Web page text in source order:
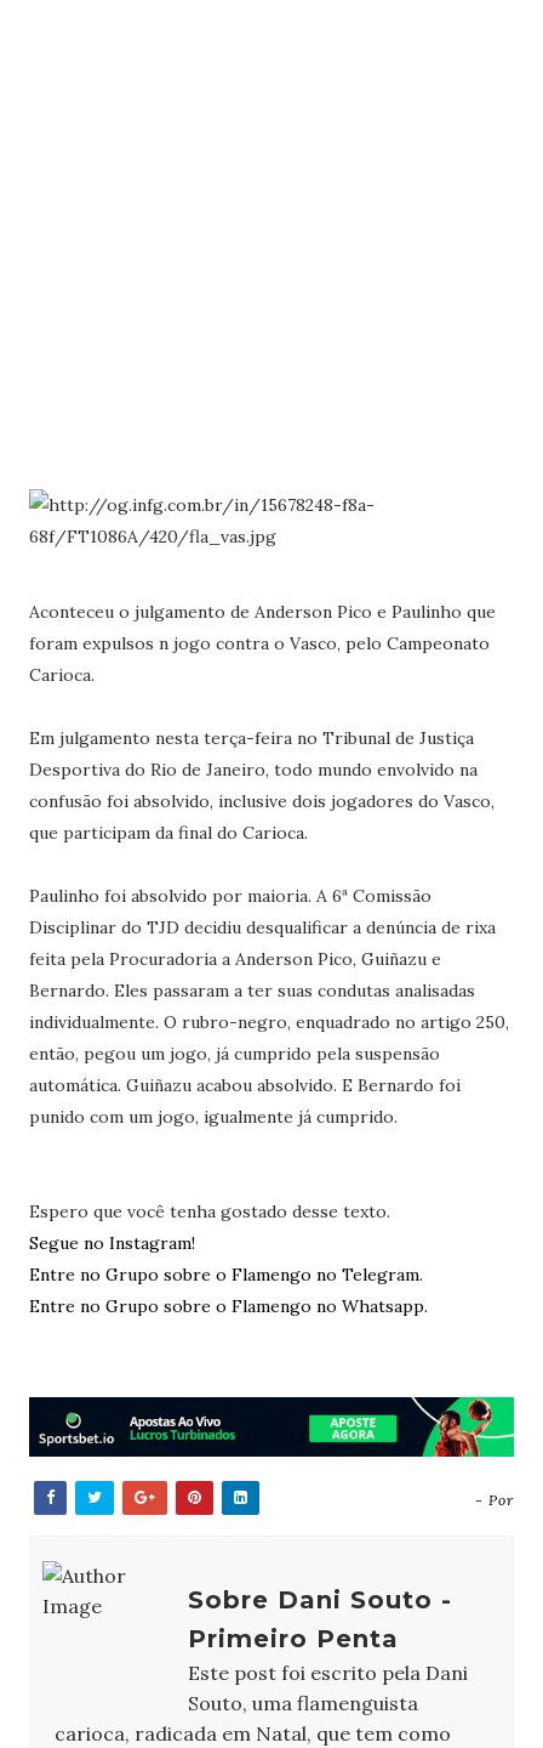
Aconteceu o julgamento de Anderson Pico e Paulinho que
foram expulsos n jogo contra o Vasco, pelo Campeonato
Carioca.
Em julgamento nesta terça-feira no Tribunal de Justiça
Desportiva do Rio de Janeiro, todo mundo envolvido na
confusão foi absolvido, inclusive dois jogadores do Vasco,
que participam da final do Carioca.
Paulinho foi absolvido por maioria. A 6ª Comissão
Disciplinar do TJD decidiu desqualificar a denúncia de rixa
feita pela Procuradoria a Anderson Pico, Guiñazu e
Bernardo. Eles passaram a ter suas condutas analisadas
individualmente. O rubro-negro, enquadrado no artigo 250,
então, pegou um jogo, já cumprido pela suspensão
automática. Guiñazu acabou absolvido. E Bernardo foi
punido com um jogo, igualmente já cumprido.
Espero que você tenha gostado desse texto.
Segue no Instagram!
Entre no Grupo sobre o Flamengo no Telegram.
Entre no Grupo sobre o Flamengo no Whatsapp.
- Por
Sobre Dani Souto -
Primeiro Penta
Este post foi escrito pela Dani
Souto, uma flamenguista
carioca, radicada em Natal, que tem como